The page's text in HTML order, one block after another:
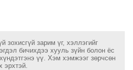
зарим үг, хэллэгийг
бичихдээ хууль зүйн болон ёс
үү. Хэм хэмжээг зөрчсөн
эрхтэй.